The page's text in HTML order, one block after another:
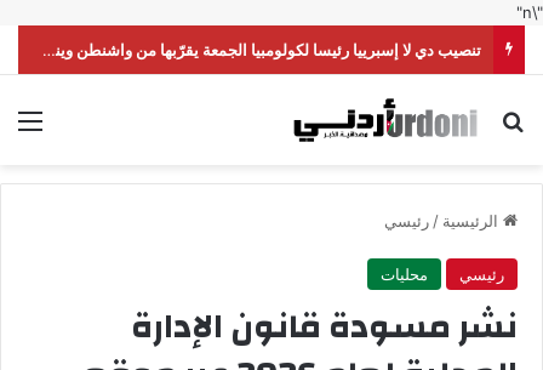
"\n"
تنصيب دي لا إسبرييا رئيسا لكولومبيا الجمعة يقرّبها من واشنطن وينقلها من اليسار إلى اليمين
بحث عن
الرئيسية /رئيسي
رئيسي محليات
نشر مسودة قانون الإدارة